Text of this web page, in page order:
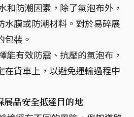
和防潮因素，除了氣泡布外，
水膜或防潮材料。對於易碎展
包裝。
能有效防震、抗壓的氣泡布，
在貨車上，以避免運輸過程中
展品安全抵達目的地